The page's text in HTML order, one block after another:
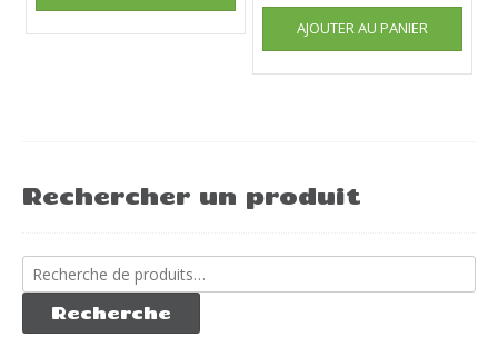
AJOUTER AU PANIER
Rechercher un produit
Recherche
pour :
Recherche